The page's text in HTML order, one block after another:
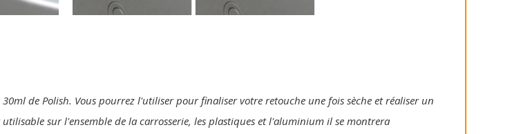
de Polish. Vous pourrez l'utiliser pour finaliser votre retouche une fois sèche et réaliser un
sur l'ensemble de la carrosserie, les plastiques et l'aluminium il se montrera